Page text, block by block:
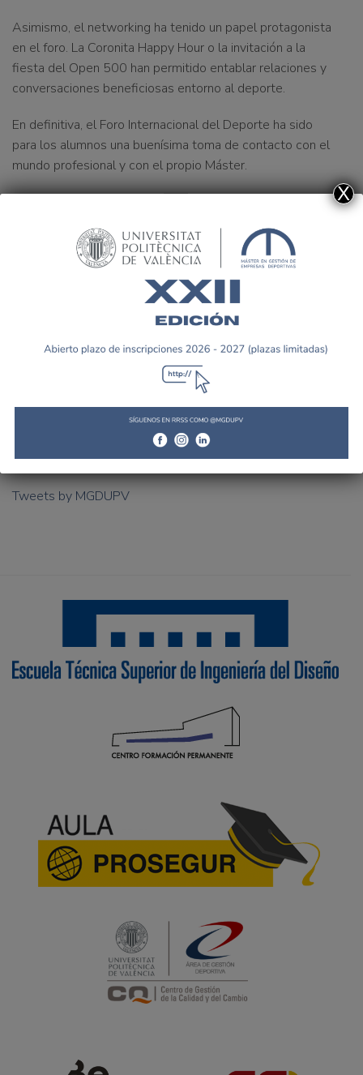
Asimismo, el networking ha tenido un papel protagonista
en el foro. La Coronita Happy Hour o la invitación a la
fiesta del Open 500 han permitido entablar relaciones y
conversaciones beneficiosas entorno al deporte.
En definitiva, el Foro Internacional del Deporte ha sido
para los alumnos una buenísima toma de contacto con el
mundo profesional y con el propio Máster.
Visita Doble: Volvo Ocean
Race y Academy JC Ferrero
La Universitat Politécnica de
Valéncia, premio FID 2014
Tweets by MGDUPV
X